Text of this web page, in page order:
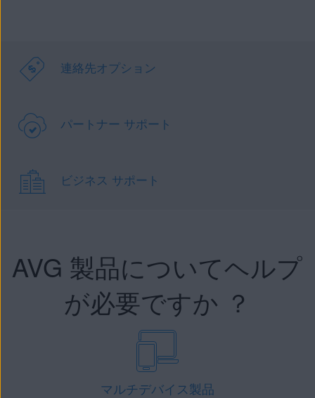
連絡先オプション
パートナー サポート
ビジネス サポート
AVG 製品についてヘルプ
が必要ですか ？
マルチデバイス製品